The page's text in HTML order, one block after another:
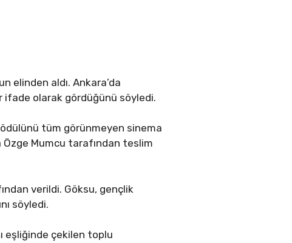
elinden aldı. Ankara’da
ifade olarak gördüğünü söyledi.
ödülünü tüm görünmeyen sinema
Mumcu tarafından teslim
verildi. Göksu, gençlik
söyledi.
eşliğinde çekilen toplu